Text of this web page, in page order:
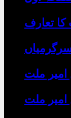
تعارف
ملت
ملت